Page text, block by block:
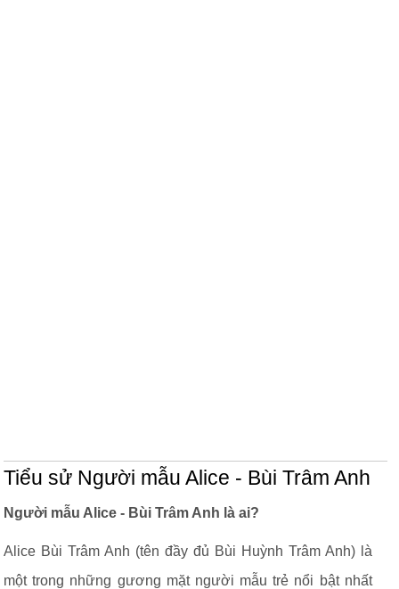
Tiểu sử Người mẫu Alice - Bùi Trâm Anh
Người mẫu Alice - Bùi Trâm Anh là ai?
Alice Bùi Trâm Anh (tên đầy đủ Bùi Huỳnh Trâm Anh) là
một trong những gương mặt người mẫu trẻ nổi bật nhất